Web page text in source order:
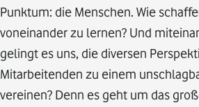
Punktum: die Menschen. Wie
voneinander zu lernen? Und
gelingt es uns, die diversen
Mitarbeitenden zu einem
vereinen? Denn es geht um das